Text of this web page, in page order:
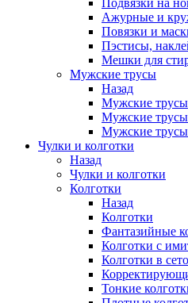
Подвязки на
Ажурные и
Повязки и
Пэстисы,
Мешки для
Мужские трусы
Назад
Мужские трусы
Мужские
Мужские
Чулки и колготки
Назад
Чулки и колготки
Колготки
Назад
Колготки
Фантазийные
Колготки с
Колготки в
Тонкие